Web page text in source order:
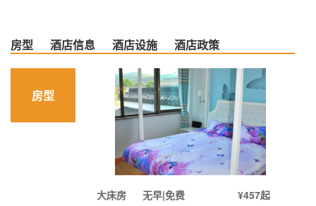
房型 酒店信息 酒店设施 酒店政策
房型
大床房 ¥457起
无早|免费